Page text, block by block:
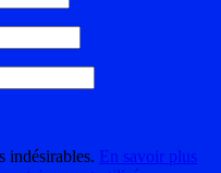
indésirables. En savoir plus